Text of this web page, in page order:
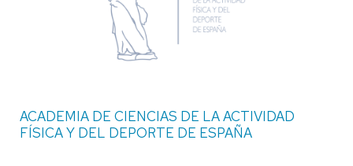
ACADEMIA DE CIENCIAS DE LA ACTIVIDAD
FÍSICA Y DEL DEPORTE DE ESPAÑA